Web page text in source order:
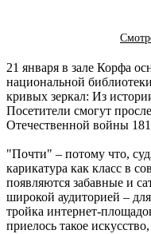
21 января в зале Корфа
национальной
кривых зеркал: Из
Посетители смогут
Отечественной войны
"Почти" – потому что,
карикатура как класс в
появляются забавные и
широкой аудиторией –
тройка интернет-
приелось такое